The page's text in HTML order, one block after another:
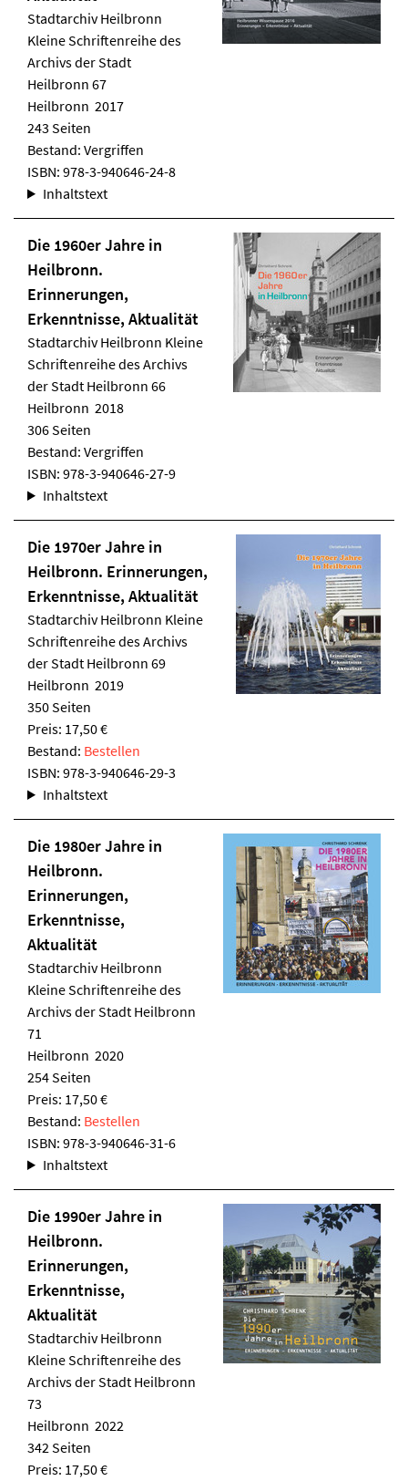
Stadtarchiv Heilbronn
Kleine Schriftenreihe des
Archivs der Stadt
Heilbronn 67
Heilbronn 2017
243 Seiten
Bestand: Vergriffen
ISBN: 978-3-940646-24-8
Inhaltstext
Die 1960er Jahre in
Heilbronn.
Erinnerungen,
Erkenntnisse, Aktualität
Stadtarchiv Heilbronn Kleine
Schriftenreihe des Archivs
der Stadt Heilbronn 66
Heilbronn 2018
306 Seiten
Bestand: Vergriffen
ISBN: 978-3-940646-27-9
Inhaltstext
Die 1970er Jahre in
Heilbronn. Erinnerungen,
Erkenntnisse, Aktualität
Stadtarchiv Heilbronn Kleine
Schriftenreihe des Archivs
der Stadt Heilbronn 69
Heilbronn 2019
350 Seiten
Preis: 17,50 €
Bestand: Bestellen
ISBN: 978-3-940646-29-3
Inhaltstext
Die 1980er Jahre in
Heilbronn.
Erinnerungen,
Erkenntnisse,
Aktualität
Stadtarchiv Heilbronn
Kleine Schriftenreihe des
Archivs der Stadt Heilbronn
71
Heilbronn 2020
254 Seiten
Preis: 17,50 €
Bestand: Bestellen
ISBN: 978-3-940646-31-6
Inhaltstext
Die 1990er Jahre in
Heilbronn.
Erinnerungen,
Erkenntnisse,
Aktualität
Stadtarchiv Heilbronn
Kleine Schriftenreihe des
Archivs der Stadt Heilbronn
73
Heilbronn 2022
342 Seiten
Preis: 17,50 €